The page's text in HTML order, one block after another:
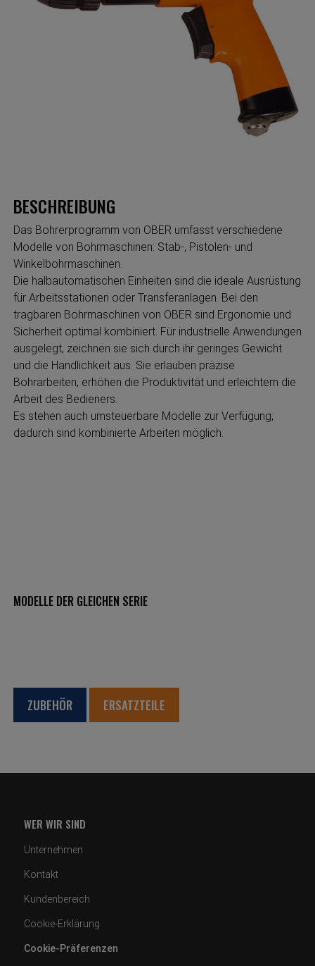
BESCHREIBUNG
Das Bohrerprogramm von OBER umfasst verschiedene
Modelle von Bohrmaschinen: Stab-, Pistolen- und
Winkelbohrmaschinen.
Die halbautomatischen Einheiten sind die ideale Ausrüstung
für Arbeitsstationen oder Transferanlagen. Bei den
tragbaren Bohrmaschinen von OBER sind Ergonomie und
Sicherheit optimal kombiniert. Für industrielle Anwendungen
ausgelegt, zeichnen sie sich durch ihr geringes Gewicht
und die Handlichkeit aus. Sie erlauben präzise
Bohrarbeiten, erhöhen die Produktivität und erleichtern die
Arbeit des Bedieners.
Es stehen auch umsteuerbare Modelle zur Verfügung;
dadurch sind kombinierte Arbeiten möglich.
MODELLE DER GLEICHEN SERIE
ZUBEHÖR ERSATZTEILE
WER WIR SIND
Unternehmen
Kontakt
Kundenbereich
Cookie-Erklärung
Cookie-Präferenzen